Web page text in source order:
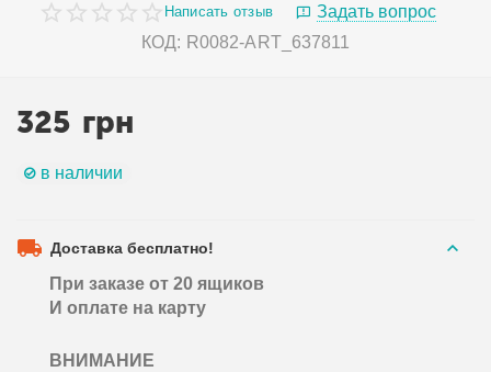
Написать отзыв
Задать вопрос
КОД: R0082-ART_637811
325 грн
в наличии
Доставка бесплатно!
При заказе от 20 ящиков
И оплате на карту
ВНИМАНИЕ